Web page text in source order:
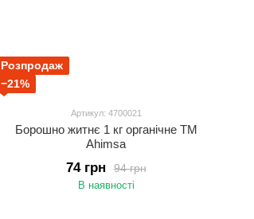
Розпродаж
−21%
Артикул: 4700021
Борошно житнє 1 кг органічне TM
Ahimsa
94 грн
74 грн
В наявності